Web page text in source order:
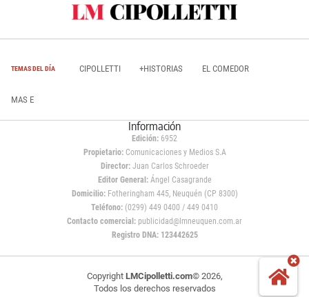
TEMAS DEL DÍA CIPOLLETTI +HISTORIAS EL COMEDOR
MAS E
Información
Edición: 6952
Propietario:Comunicaciones y Medios S.A
Director: Juan Carlos Schroeder
Editor General:Ángel Casagrande
Domicilio:Fotheringham 445, Neuquén (CP 8300)
Teléfono: (0299) 449 0400 / 449 0410
Contacto comercial: publicidad@lmneuquen.com.ar
Registro DNA: 123442625
Copyright LMCipolletti.com© 2026,
Todos los derechos reservados